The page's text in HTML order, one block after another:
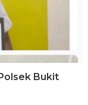
Bukit